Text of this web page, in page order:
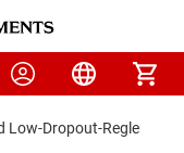
Low-Dropout-Regler